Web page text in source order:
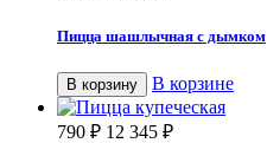
Пицца шашлычная с дымком
В корзину В корзине
790 ₽ 12 345 ₽